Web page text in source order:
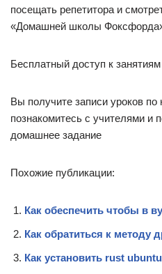
посещать репетитора и
«Домашней школы
Бесплатный доступ к
Вы получите записи уроков
познакомитесь с учителями и
домашнее задание
Похожие публикации:
Как обеспечить чтобы в
Как обратиться к методу
Как установить rust ubuntu